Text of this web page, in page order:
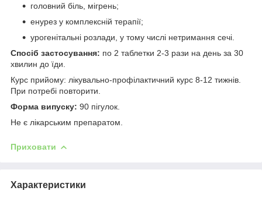
головний біль, мігрень;
енурез у комплексній терапії;
урогенітальні розлади, у тому числі нетримання сечі.
Спосіб застосування: по 2 таблетки 2-3 рази на день за 30
хвилин до їди.
Курс прийому: лікувально-профілактичний курс 8-12 тижнів.
При потребі повторити.
Форма випуску: 90 пігулок.
Не є лікарським препаратом.
Приховати
Характеристики